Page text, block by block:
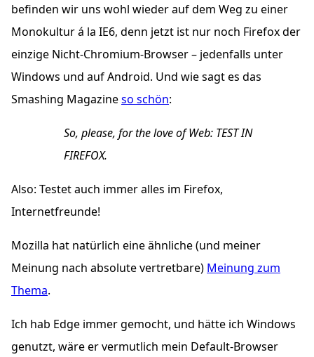
befinden wir uns wohl wieder auf dem Weg zu einer
Monokultur á la IE6, denn jetzt ist nur noch Firefox der
einzige Nicht-Chromium-Browser – jedenfalls unter
Windows und auf Android. Und wie sagt es das
Smashing Magazineso schön:
So, please, for the love of Web: TEST IN
FIREFOX.
Also: Testet auch immer alles im Firefox,
Internetfreunde!
Mozilla hat natürlich eine ähnliche (und meiner
Meinung nach absolute vertretbare) Meinung zum
Thema.
Ich hab Edge immer gemocht, und hätte ich Windows
genutzt, wäre er vermutlich mein Default-Browser